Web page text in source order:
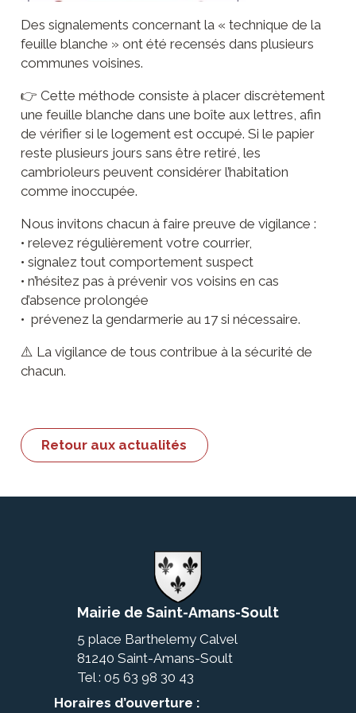
équipements
Formulaires
Entreprises
et artisans
Producteurs
Banques
Des signalements concernant la « technique de la
feuille blanche » ont été recensés dans plusieurs
communes voisines.
👉 Cette méthode consiste à placer discrètement
une feuille blanche dans une boîte aux lettres, afin
de vérifier si le logement est occupé. Si le papier
reste plusieurs jours sans être retiré, les
cambrioleurs peuvent considérer l’habitation
comme inoccupée.
Nous invitons chacun à faire preuve de vigilance :
• relevez régulièrement votre courrier,
• signalez tout comportement suspect
• n’hésitez pas à prévenir vos voisins en cas
d’absence prolongée
• prévenez la gendarmerie au 17 si nécessaire.
⚠️ La vigilance de tous contribue à la sécurité de
chacun.
Retour aux actualités
Mairie de Saint-Amans-Soult
5 place Barthelemy Calvel
81240 Saint-Amans-Soult
Tel : 05 63 98 30 43
Horaires d’ouverture :